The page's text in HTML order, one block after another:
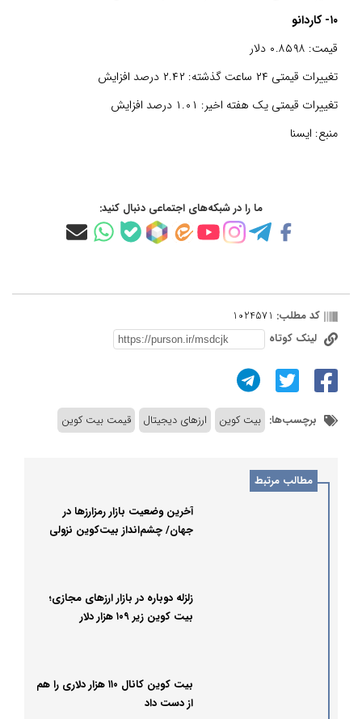
۱۰- کاردانو
قیمت: ۰.۸۵۹۸ دلار
تغییرات قیمتی ۲۴ ساعت گذشته: ۲.۴۲ درصد افزایش
تغییرات قیمتی یک هفته اخیر: ۱.۰۱ درصد افزایش
منبع: ایسنا
ما را در شبکه‌های اجتماعی دنبال کنید:
کد مطلب: 1024571
لینک کوتاه
برچسب‌ها: بیت کوین ارزهای دیجیتال قیمت بیت کوین
مطالب مرتبط
آخرین وضعیت بازار رمزارزها در
جهان/ چشم‌انداز بیت‌کوین نزولی
زلزله دوباره در بازار ارزهای مجازی؛
بیت کوین زیر ۱۰۹ هزار دلار
بیت کوین کانال ۱۱۰ هزار دلاری را هم
از دست داد